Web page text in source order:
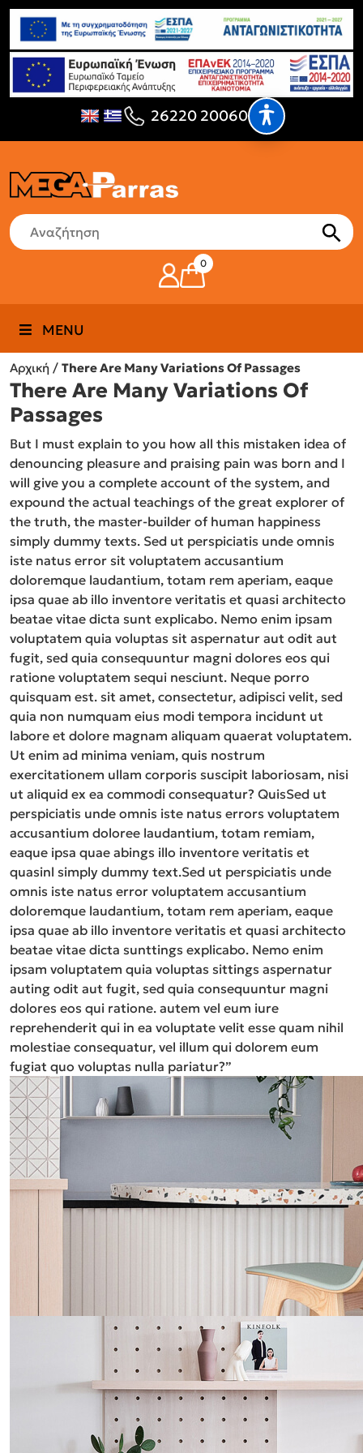
26220 20060
0
MENU
Αρχική / There Are Many Variations Of Passages
There Are Many Variations Of
Passages
But I must explain to you how all this mistaken idea of
denouncing pleasure and praising pain was born and I
will give you a complete account of the system, and
expound the actual teachings of the great explorer of
the truth, the master-builder of human happiness
simply dummy texts. Sed ut perspiciatis unde omnis
iste natus error sit voluptatem accusantium
doloremque laudantium, totam rem aperiam, eaque
ipsa quae ab illo inventore veritatis et quasi architecto
beatae vitae dicta sunt explicabo. Nemo enim ipsam
voluptatem quia voluptas sit aspernatur aut odit aut
fugit, sed quia consequuntur magni dolores eos qui
ratione voluptatem sequi nesciunt. Neque porro
quisquam est. sit amet, consectetur, adipisci velit, sed
quia non numquam eius modi tempora incidunt ut
labore et dolore magnam aliquam quaerat voluptatem.
Ut enim ad minima veniam, quis nostrum
exercitationem ullam corporis suscipit laboriosam, nisi
ut aliquid ex ea commodi consequatur? QuisSed ut
perspiciatis unde omnis iste natus errors voluptatem
accusantium doloree laudantium, totam remiam,
eaque ipsa quae abings illo inventore veritatis et
quasinl simply dummy text.Sed ut perspiciatis unde
omnis iste natus error voluptatem accusantium
doloremque laudantium, totam rem aperiam, eaque
ipsa quae ab illo inventore veritatis et quasi architecto
beatae vitae dicta sunttings explicabo. Nemo enim
ipsam voluptatem quia voluptas sittings aspernatur
auting odit aut fugit, sed quia consequuntur magni
dolores eos qui ratione. autem vel eum iure
reprehenderit qui in ea voluptate velit esse quam nihil
molestiae consequatur, vel illum qui dolorem eum
fugiat quo voluptas nulla pariatur?”